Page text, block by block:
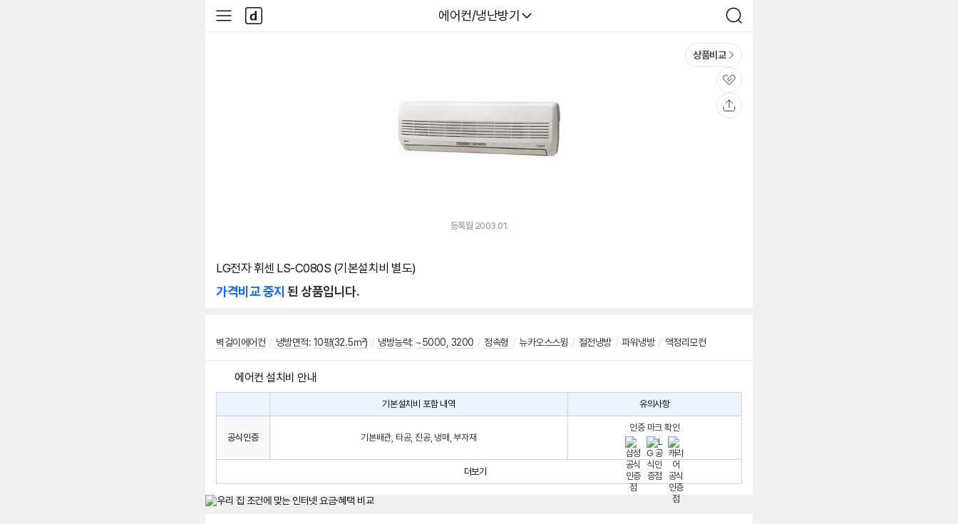
다나와
에어컨/냉난방기
검
색
사
이
다
나
와
상품비교
관
심
등록월 2003.01.
LG전자 휘센 LS-C080S (기본설치비 별도)
가격비교 중지 된 상품입니다.
벽걸이에어컨 / 냉방면적: 10평(32.5㎡) / 냉방능력: ~5000 3200 / 정속형 / 뉴카오스스윙 / 절전냉방 / 파워냉방 / 액정리모컨
에어컨 설치비 안내
구
시
생
컨
설
기본설치비 포함 내역 유의사항
공식인증 기본배관, 타공, 진공, 냉매, 부자재
인증 마크 확인
더보기